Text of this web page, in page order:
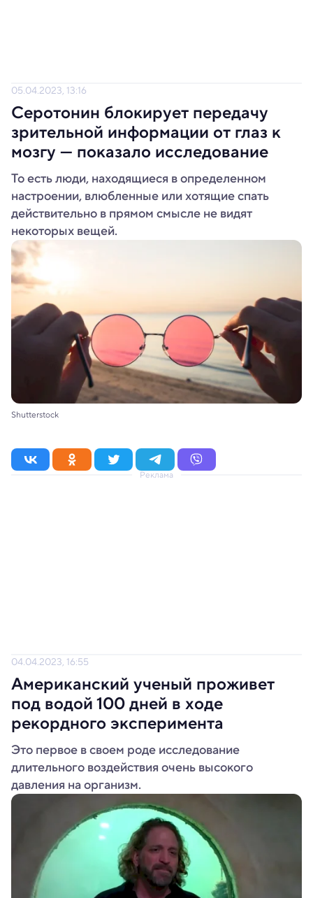
05.04.2023, 13:16
Серотонин блокирует передачу
зрительной информации от глаз к
мозгу — показало исследование
То есть люди, находящиеся в определенном
настроении, влюбленные или хотящие спать
действительно в прямом смысле не видят
некоторых вещей.
Shutterstock
Реклама
04.04.2023, 16:55
Американский ученый проживет
под водой 100 дней в ходе
рекордного эксперимента
Это первое в своем роде исследование
длительного воздействия очень высокого
давления на организм.